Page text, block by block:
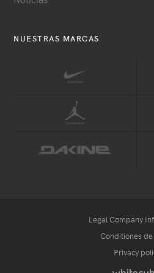
NUESTRAS MARCAS
Legal Company
Conditiones
Privacy